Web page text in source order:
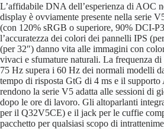
L’affidabile DNA dell’esperienza di AOC
display è ovviamente presente nella serie
(con 120% sRGB o superiore, 90% DCI-
l’accuratezza dei colori dei pannelli IPS
(per 32″) danno vita alle immagini con
vivaci e sfumature naturali. La frequenza
75 Hz supera i 60 Hz dei normali modelli
tempo di risposta GtG di 4 ms e il
rendono la serie V5 adatta alle sessioni di
dopo le ore di lavoro. Gli altoparlanti
per il Q32V5CE) e il jack per le cuffie
pacchetto per qualsiasi scopo di